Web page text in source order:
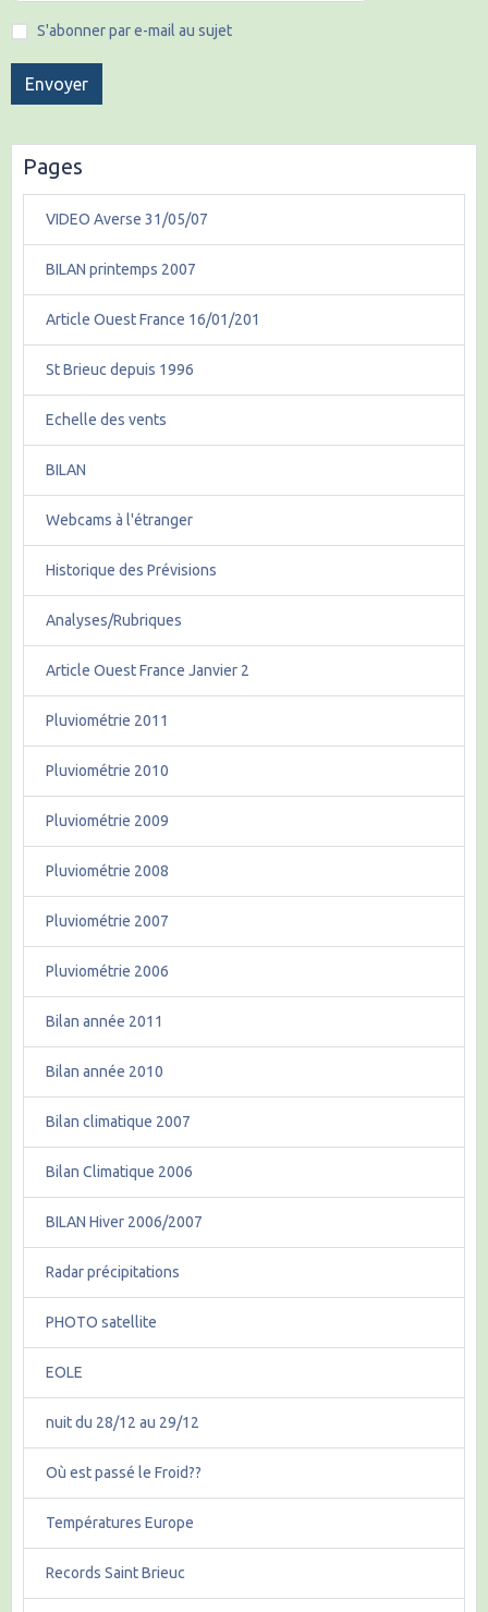
S'abonner par e-mail au sujet
Envoyer
Pages
VIDEO Averse 31/05/07
BILAN printemps 2007
Article Ouest France 16/01/201
St Brieuc depuis 1996
Echelle des vents
BILAN
Webcams à l'étranger
Historique des Prévisions
Analyses/Rubriques
Article Ouest France Janvier 2
Pluviométrie 2011
Pluviométrie 2010
Pluviométrie 2009
Pluviométrie 2008
Pluviométrie 2007
Pluviométrie 2006
Bilan année 2011
Bilan année 2010
Bilan climatique 2007
Bilan Climatique 2006
BILAN Hiver 2006/2007
Radar précipitations
PHOTO satellite
EOLE
nuit du 28/12 au 29/12
Où est passé le Froid??
Températures Europe
Records Saint Brieuc